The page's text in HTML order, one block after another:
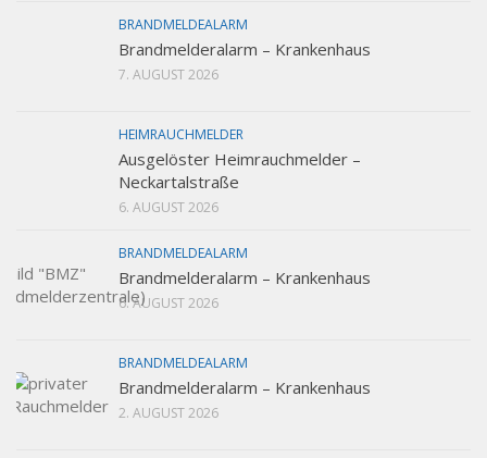
BRANDMELDEALARM
Brandmelderalarm – Krankenhaus
7. AUGUST 2026
HEIMRAUCHMELDER
Ausgelöster Heimrauchmelder –
Neckartalstraße
6. AUGUST 2026
BRANDMELDEALARM
Brandmelderalarm – Krankenhaus
6. AUGUST 2026
BRANDMELDEALARM
Brandmelderalarm – Krankenhaus
2. AUGUST 2026